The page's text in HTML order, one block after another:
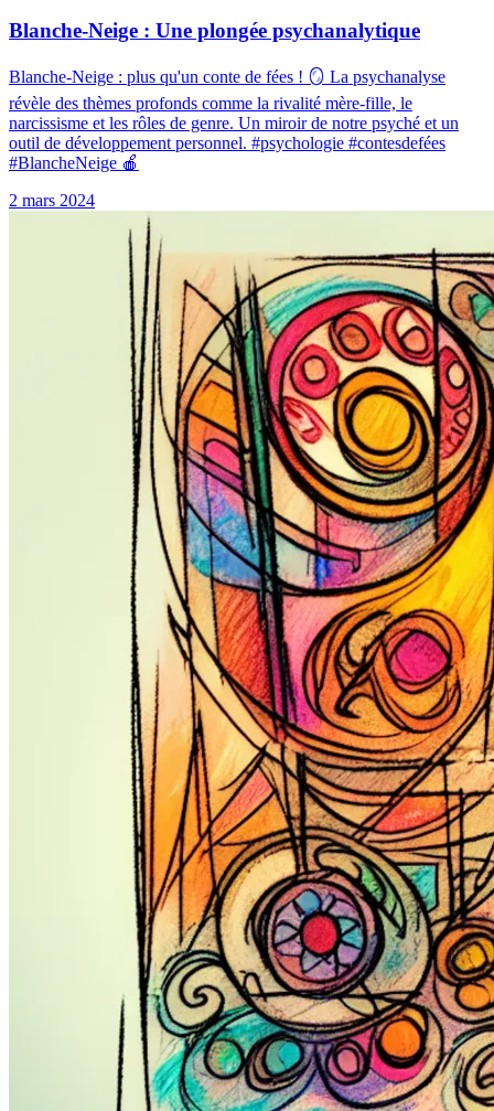
Blanche-Neige : Une plongée psychanalytique
Blanche-Neige : plus qu'un conte de fées ! 🪞 La psychanalyse
révèle des thèmes profonds comme la rivalité mère-fille, le
narcissisme et les rôles de genre. Un miroir de notre psyché et un
outil de développement personnel. #psychologie #contesdefées
#BlancheNeige 🍎
2 mars 2024